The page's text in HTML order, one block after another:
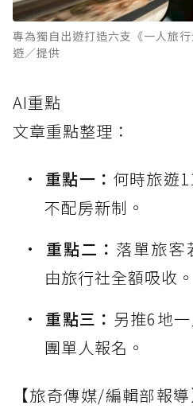
專為獨自出遊打造六支《一人旅
遊／提供
AI重點
文章重點整理：
重點一： 何時旅遊
不配房新制。
重點二： 落單旅客
由旅行社全額吸收。
重點三： 另推6地
團單人報名。
【旅奇傳媒/編輯部報